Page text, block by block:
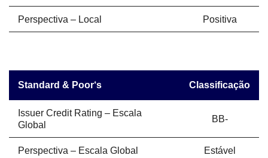
Perspectiva – Local Positiva
Standard & Poor‘s Classificação
Issuer Credit Rating – Escala
Global
BB-
Perspectiva – Escala Global Estável